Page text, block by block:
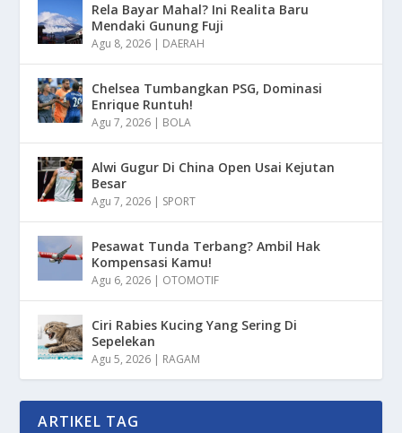
Rela Bayar Mahal? Ini Realita Baru
Mendaki Gunung Fuji
Agu 8, 2026 DAERAH
Chelsea Tumbangkan PSG, Dominasi
Enrique Runtuh!
Agu 7, 2026 BOLA
Alwi Gugur Di China Open Usai Kejutan
Besar
Agu 7, 2026 SPORT
Pesawat Tunda Terbang? Ambil Hak
Kompensasi Kamu!
Agu 6, 2026 OTOMOTIF
Ciri Rabies Kucing Yang Sering Di
Sepelekan
Agu 5, 2026 RAGAM
ARTIKEL TAG